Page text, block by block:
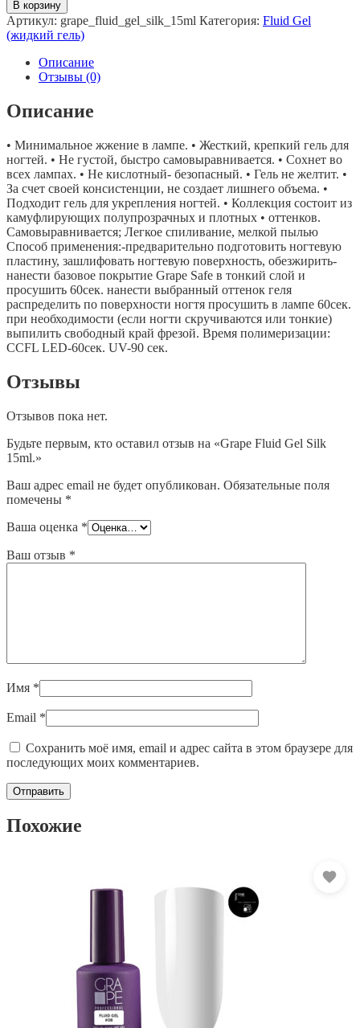
Grape
Fluid
Gel
15ml.
В корзину
Артикул: grape_fluid_gel_silk_15ml Категория: Fluid Gel
(жидкий гель)
Описание
Отзывы (0)
Описание
• Минимальное жжение в лампе. • Жесткий, крепкий гель для
ногтей. • Не густой, быстро самовыравнивается. • Сохнет во
всех лампах. • Не кислотный- безопасный. • Гель не желтит. •
За счет своей консистенции, не создает лишнего объема. •
Подходит гель для укрепления ногтей. • Коллекция состоит из
камуфлирующих полупрозрачных и плотных • оттенков.
Самовыравнивается; Легкое спиливание, мелкой пылью
Способ применения:-предварительно подготовить ногтевую
пластину, зашлифовать ногтевую поверхность, обезжирить-
нанести базовое покрытие Grape Safe в тонкий слой и
просушить 60сек. нанести выбранный оттенок геля
распределить по поверхности ногтя просушить в лампе 60сек.
при необходимости (если ногти скручиваются или тонкие)
выпилить свободный край фрезой. Время полимеризации:
CCFL LED-60сек. UV-90 сек.
Отзывы
Отзывов пока нет.
Будьте первым, кто оставил отзыв на «Grape Fluid Gel Silk
15ml.»
Ваш адрес email не будет опубликован. Обязательные поля
помечены *
Ваша оценка *
Ваш отзыв *
Имя *
Email *
Сохранить моё имя, email и адрес сайта в этом браузере для
последующих моих комментариев.
Похожие